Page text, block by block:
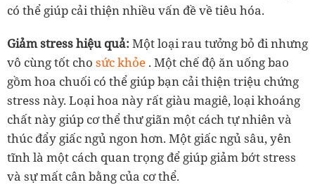
có thể giúp cải thiện nhiều vấn đề về tiêu hóa.
Giảm stress hiệu quả:Một loại rau tưởng bỏ đi nhưng
vô cùng tốt cho sức khỏe . Một chế độ ăn uống bao
gồm hoa chuối có thể giúp bạn cải thiện triệu chứng
stress này. Loại hoa này rất giàu magiê, loại khoáng
chất này giúp cơ thể thư giãn một cách tự nhiên và
thúc đẩy giấc ngủ ngon hơn. Một giấc ngủ sâu, yên
tĩnh là một cách quan trọng để giúp giảm bớt stress
và sự mất cân bằng của cơ thể.